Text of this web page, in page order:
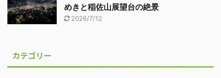
めきと稲佐山展望台の絶景
2026/7/12
カテゴリー